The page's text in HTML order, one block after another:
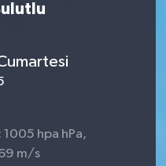
1005 hpa hPa,
m/s